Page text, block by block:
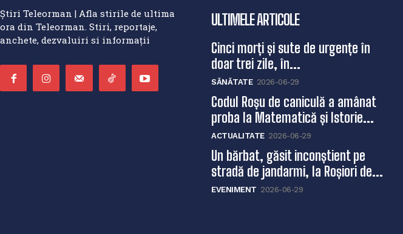
Știri Teleorman | Afla stirile de ultima
ora din Teleorman. Stiri, reportaje,
anchete, dezvaluiri si informații
ULTIMELE ARTICOLE
Cinci morți și sute de urgențe în
doar trei zile, în...
SĂNĂTATE 2026-06-29
Codul Roșu de caniculă a amânat
proba la Matematică și Istorie...
ACTUALITATE 2026-06-29
Un bărbat, găsit inconștient pe
stradă de jandarmi, la Roșiori de...
EVENIMENT 2026-06-29